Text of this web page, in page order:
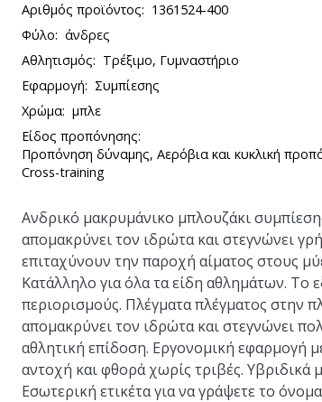
Αριθμός προϊόντος: 1361524-400
Φύλο: άνδρες
Αθλητισμός: Τρέξιμο, Γυμναστήριο
Εφαρμογή: Συμπίεσης
Χρώμα: μπλε
Είδος προπόνησης:
Προπόνηση δύναμης, Αερόβια και κυκλική
Cross-training
Ανδρικό μακρυμάνικο μπλουζάκι
απομακρύνει τον ιδρώτα και στεγνώνει
επιταχύνουν την παροχή αίματος στους
Κατάλληλο για όλα τα είδη αθλημάτων. Το
περιορισμούς. Πλέγματα πλέγματος στην
απομακρύνει τον ιδρώτα και στεγνώνει
αθλητική επίδοση. Εργονομική εφαρμογή
αντοχή και φθορά χωρίς τριβές. Υβριδικά
Εσωτερική ετικέτα για να γράψετε το